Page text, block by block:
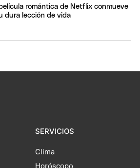
romántica de Netflix conmueve
dura lección de vida
SERVICIOS
Clima
Horóscopo